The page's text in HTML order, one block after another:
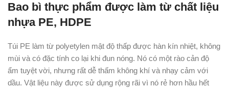
Bao bì thực phẩm được làm từ chất liệu
nhựa PE, HDPE
Túi PE làm từ polyetylen mật độ thấp được hàn kín nhiệt, không
mùi và có đặc tính co lại khi đun nóng. Nó có một rào cản độ
ẩm tuyệt vời, nhưng rất dễ thấm không khí và nhạy cảm với
dầu. Vật liệu này được sử dụng rộng rãi vì nó rẻ hơn hầu hết